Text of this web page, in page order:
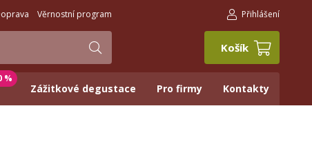
Věrnostní program Přihlášení
Košík
%
Zážitkové degustace Pro firmy Kontakty